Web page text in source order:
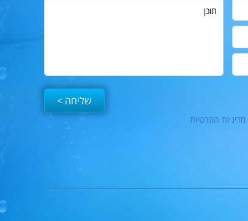
תוכן
מדיניות הפרטיות